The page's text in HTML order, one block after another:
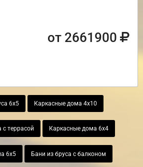
от 2661900
6х5 Каркасные дома 4х10
террасой Каркасные дома 6х4
6х5 Бани из бруса с балконом